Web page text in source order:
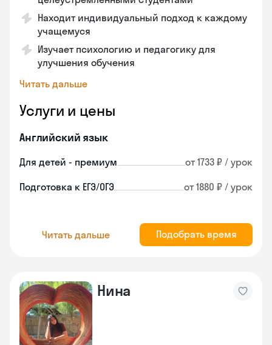
Находит индивидуальный подход к каждому
учащемуся
Изучает психологию и педагогику для
улучшения обучения
Читать дальше
Услуги и цены
Английский язык
Для детей - премиум от 1733 ₽ / урок
Подготовка к ЕГЭ/ОГЭ от 1880 ₽ / урок
Читать дальше Подобрать время
Нина